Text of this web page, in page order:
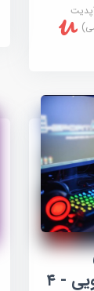
بازی‌های تخته‌ای و ویدئویی - ۴